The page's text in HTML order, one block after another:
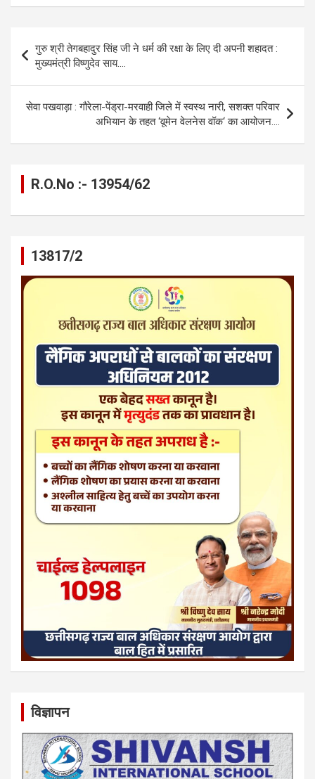
ce
o
o
k
se
g
er
at
s
A
p
p
e
gr
a
m
ail py
Li
n
k
ar
e
navigation
गुरु श्री तेगबहादुर सिंह जी ने धर्म की रक्षा के लिए दी अपनी शहादत :
मुख्यमंत्री विष्णुदेव साय….
सेवा पखवाड़ा : गौरेला-पेंड्रा-मरवाही जिले में स्वस्थ नारी, सशक्त परिवार
अभियान के तहत ‘वूमेन वेलनेस वॉक‘ का आयोजन….
R.O.No :- 13954/62
13817/2
विज्ञापन